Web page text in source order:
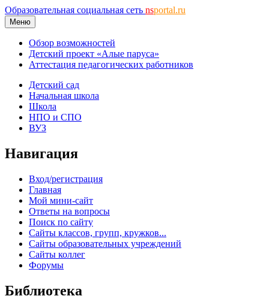
Образовательная социальная сеть nsportal.ru
Меню
Обзор возможностей
Детский проект «Алые паруса»
Аттестация педагогических работников
Детский сад
Начальная школа
Школа
НПО и СПО
ВУЗ
Навигация
Вход/регистрация
Главная
Мой мини-сайт
Ответы на вопросы
Поиск по сайту
Сайты классов, групп, кружков...
Сайты образовательных учреждений
Сайты коллег
Форумы
Библиотека